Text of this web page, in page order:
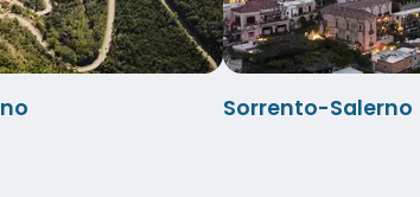
Sorrento-Salerno